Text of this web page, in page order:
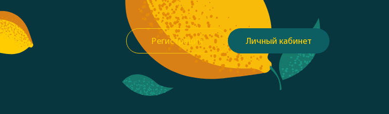
Регистрация Личный кабинет